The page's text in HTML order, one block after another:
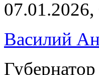
07.01.2026,
Василий